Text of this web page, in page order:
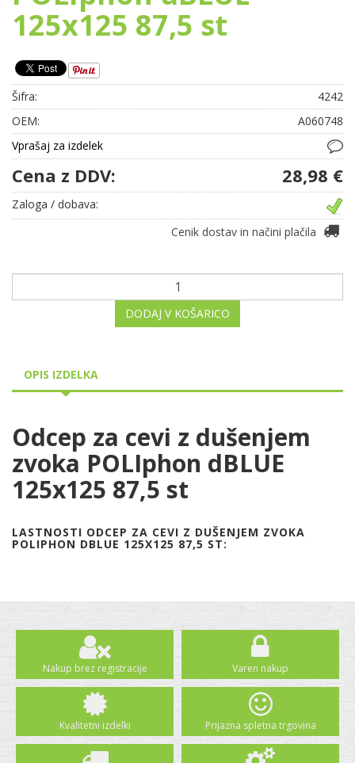
125x125 87,5 st
Šifra:
4242
OEM:
A060748
Vprašaj za izdelek
Cena z DDV: 28,98 €
Zaloga / dobava:
Cenik dostav in načini plačila
DODAJ V KOŠARICO
OPIS IZDELKA
Odcep za cevi z dušenjem
zvoka POLIphon dBLUE
125x125 87,5 st
LASTNOSTI ODCEP ZA CEVI Z DUŠENJEM ZVOKA
POLIPHON DBLUE 125X125 87,5 ST:
Nakup brez registracije Varen nakup
Kvalitetni izdelki Prijazna spletna trgovina